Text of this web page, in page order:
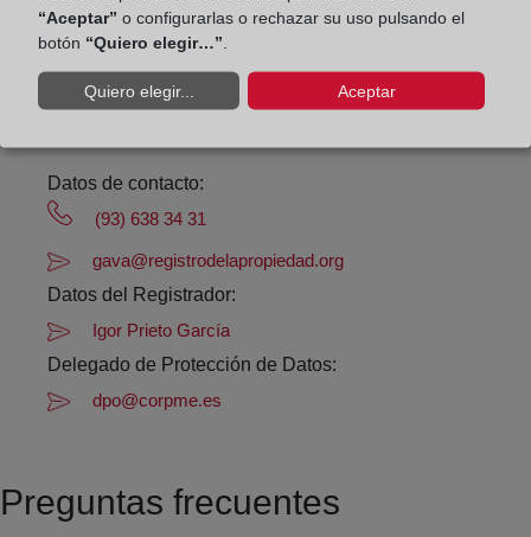
De lunes a viernes de 09:00 a 17:00 horas
Agosto: De lunes a viernes de 09:00 a 14:00 horas
Los días 24 y 31 de diciembre de 09:00 a 14:00
horas
Datos de contacto:
(93) 638 34 31
gava@registrodelapropiedad.org
Datos del Registrador:
Igor Prieto García
Delegado de Protección de Datos:
dpo@corpme.es
Preguntas frecuentes
“Aceptar” o configurarlas o rechazar su uso pulsando el
botón “Quiero elegir…”
Quiero elegir... Aceptar